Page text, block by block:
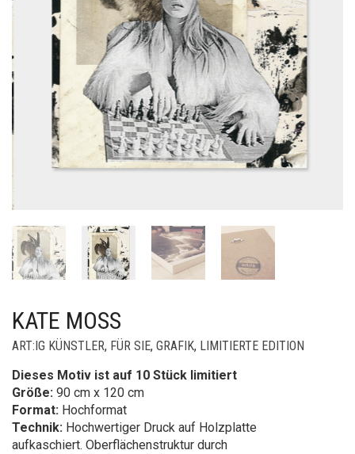
KATE MOSS
ART:IG KÜNSTLER, FÜR SIE, GRAFIK, LIMITIERTE EDITION
Dieses Motiv ist auf 10 Stück limitiert
Größe: 90 cm x 120 cm
Format: Hochformat
Technik: Hochwertiger Druck auf Holzplatte
aufkaschiert. Oberflächenstruktur durch